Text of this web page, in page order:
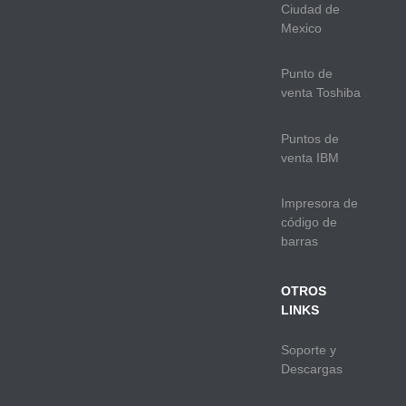
Ciudad de
Mexico
Punto de
venta Toshiba
Puntos de
venta IBM
Impresora de
código de
barras
OTROS
LINKS
Soporte y
Descargas